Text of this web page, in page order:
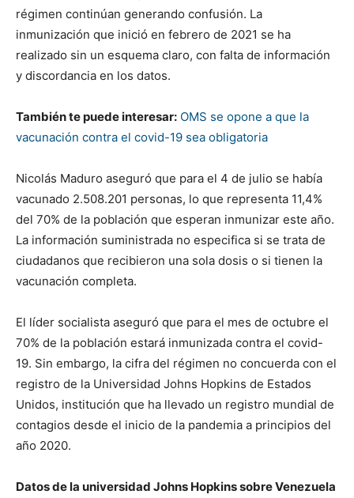
régimen continúan generando confusión. La
inmunización que inició en febrero de 2021 se ha
realizado sin un esquema claro, con falta de información
y discordancia en los datos.
También te puede interesar: OMS se opone a que la
vacunación contra el covid-19 sea obligatoria
Nicolás Maduro aseguró que para el 4 de julio se había
vacunado 2.508.201 personas, lo que representa 11,4%
del 70% de la población que esperan inmunizar este año.
La información suministrada no especifica si se trata de
ciudadanos que recibieron una sola dosis o si tienen la
vacunación completa.
El líder socialista aseguró que para el mes de octubre el
70% de la población estará inmunizada contra el covid-
19. Sin embargo, la cifra del régimen no concuerda con el
registro de la Universidad Johns Hopkins de Estados
Unidos, institución que ha llevado un registro mundial de
contagios desde el inicio de la pandemia a principios del
año 2020.
Datos de la universidad Johns Hopkins sobre Venezuela